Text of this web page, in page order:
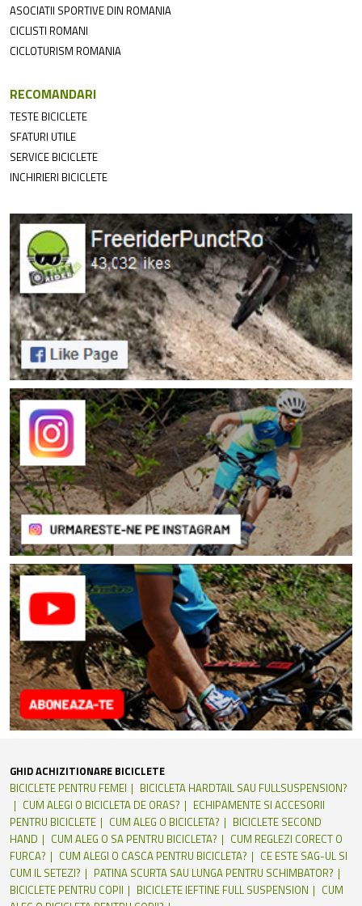
ASOCIATII SPORTIVE DIN ROMANIA
CICLISTI ROMANI
CICLOTURISM ROMANIA
RECOMANDARI
TESTE BICICLETE
SFATURI UTILE
SERVICE BICICLETE
INCHIRIERI BICICLETE
GHID ACHIZITIONARE BICICLETE
BICICLETE PENTRU FEMEI
BICICLETA HARDTAIL SAU FULLSUSPENSION?
CUM ALEGI O BICICLETA DE ORAS?
ECHIPAMENTE SI ACCESORII
PENTRU BICICLETE
CUM ALEG O BICICLETA?
BICICLETE SECOND
HAND
CUM ALEG O SA PENTRU BICICLETA?
CUM REGLEZI CORECT O
FURCA?
CUM ALEGI O CASCA PENTRU BICICLETA?
CE ESTE SAG-UL SI
CUM IL SETEZI?
PATINA SCURTA SAU LUNGA PENTRU SCHIMBATOR?
BICICLETE PENTRU COPII
BICICLETE IEFTINE FULL SUSPENSION
CUM